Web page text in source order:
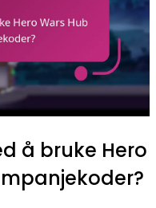
å bruke Hero